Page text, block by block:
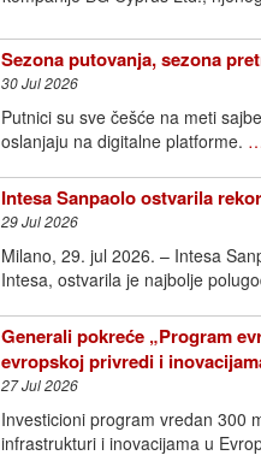
Sezona putovanja, sezona
30 Jul 2026
Putnici su sve češće na meti
oslanjaju na digitalne platforme.
Intesa Sanpaolo ostvarila
29 Jul 2026
Milano, 29. jul 2026. – Intesa
Intesa, ostvarila je najbolje
Generali pokreće „Program
evropskoj privredi i
27 Jul 2026
Investicioni program vredan 300
infrastrukturi i inovacijama u